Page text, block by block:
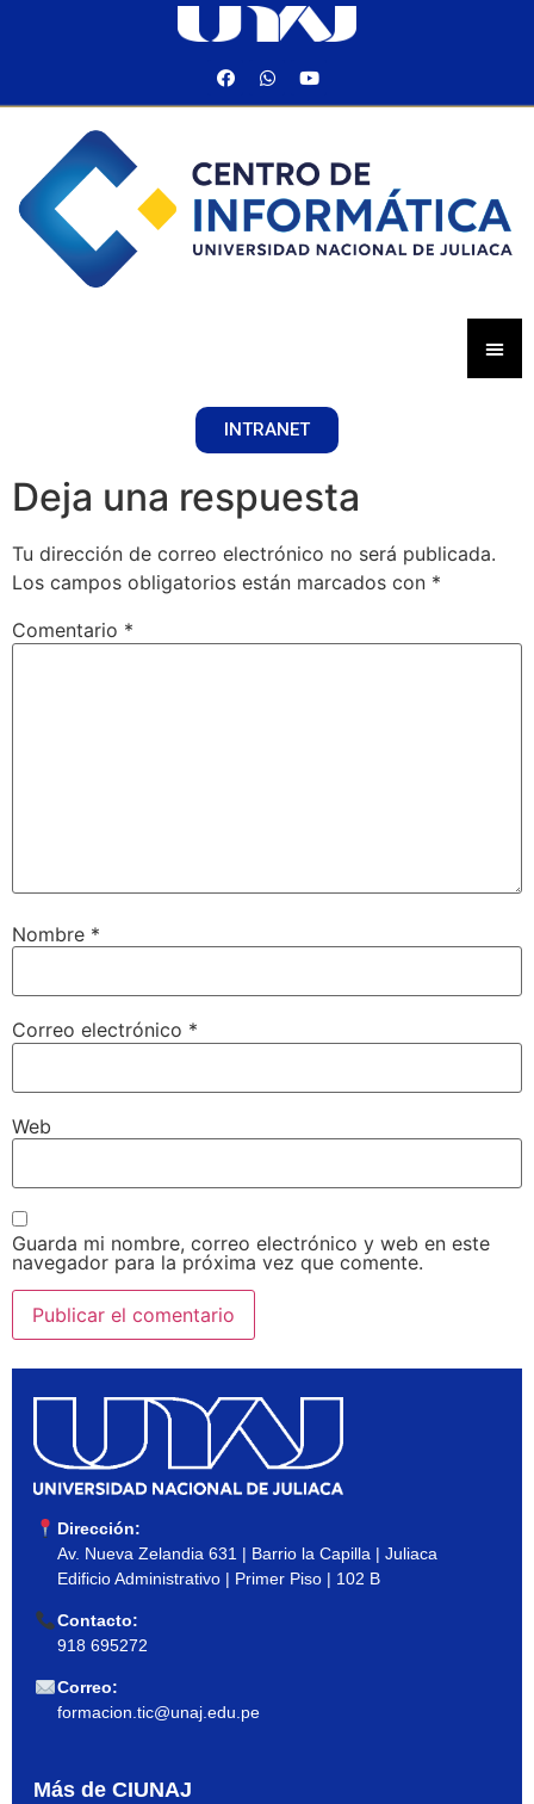
INTRANET
Deja una respuesta
Tu dirección de correo electrónico no será publicada.
Los campos obligatorios están marcados con *
Comentario *
Nombre *
Correo electrónico *
Web
Guarda mi nombre, correo electrónico y web en este
navegador para la próxima vez que comente.
Dirección:
Av. Nueva Zelandia 631 | Barrio la Capilla | Juliaca
Edificio Administrativo | Primer Piso | 102 B
Contacto:
918 695272
Correo:
formacion.tic@unaj.edu.pe
Más de CIUNAJ